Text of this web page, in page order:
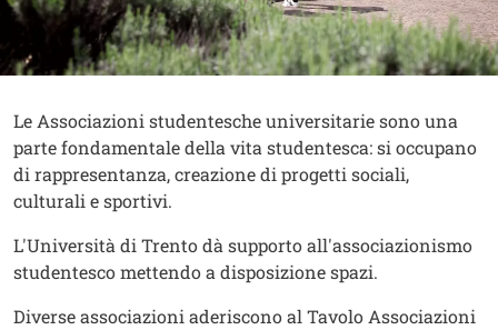
Contenuto
Testo
Le Associazioni studentesche universitarie sono una
parte fondamentale della vita studentesca: si occupano
di rappresentanza, creazione di progetti sociali,
culturali e sportivi.
L'Università di Trento dà supporto all'associazionismo
studentesco mettendo a disposizione spazi.
Diverse associazioni aderiscono al Tavolo Associazioni